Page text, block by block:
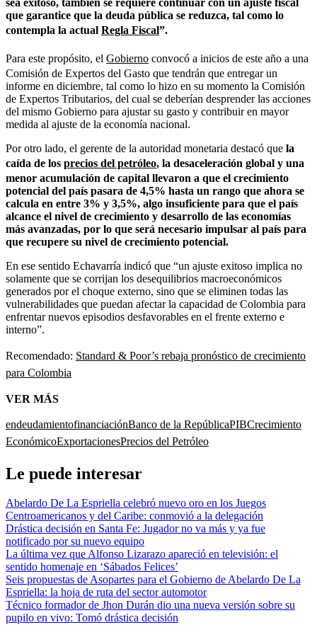
que garantice que la deuda pública se reduzca, tal como lo
contempla la actual Regla Fiscal”.
Para este propósito, el Gobierno convocó a inicios de este año a una
Comisión de Expertos del Gasto que tendrán que entregar un
informe en diciembre, tal como lo hizo en su momento la Comisión
de Expertos Tributarios, del cual se deberían desprender las acciones
del mismo Gobierno para ajustar su gasto y contribuir en mayor
medida al ajuste de la economía nacional.
Por otro lado, el gerente de la autoridad monetaria destacó que la
caída de los precios del petróleo, la desaceleración global y una
menor acumulación de capital llevaron a que el crecimiento
potencial del país pasara de 4,5% hasta un rango que ahora se
calcula en entre 3% y 3,5%, algo insuficiente para que el país
alcance el nivel de crecimiento y desarrollo de las economías
más avanzadas, por lo que será necesario impulsar al país para
que recupere su nivel de crecimiento potencial.
En ese sentido Echavarría indicó que “un ajuste exitoso implica no
solamente que se corrijan los desequilibrios macroeconómicos
generados por el choque externo, sino que se eliminen todas las
vulnerabilidades que puedan afectar la capacidad de Colombia para
enfrentar nuevos episodios desfavorables en el frente externo e
interno”.
Recomendado: Standard & Poor’s rebaja pronóstico de crecimiento
para Colombia
VER MÁS
endeudamientofinanciaciónBanco de la RepúblicaPIBCrecimiento
EconómicoExportacionesPrecios del Petróleo
Le puede interesar
Abelardo De La Espriella celebró nuevo oro en los Juegos
Centroamericanos y del Caribe: conmovió a la delegación
Drástica decisión en Santa Fe: Jugador no va más y ya fue
notificado por su nuevo equipo
La última vez que Alfonso Lizarazo apareció en televisión: el
sentido homenaje en ‘Sábados Felices’
Seis propuestas de Asopartes para el Gobierno de Abelardo De La
Espriella: la hoja de ruta del sector automotor
Técnico formador de Jhon Durán dio una nueva versión sobre su
pupilo en vivo: Tomó drástica decisión